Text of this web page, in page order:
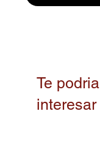
Te podria
interesar